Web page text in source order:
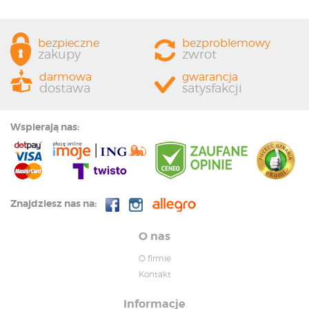
bezpieczne
zakupy
bezproblemowy
zwrot
darmowa
dostawa
gwarancja
satysfakcji
Wspierają nas:
Znajdziesz nas na:
O nas
O firmie
Kontakt
Informacje